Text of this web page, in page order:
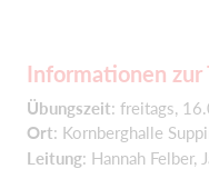
Informationen zur
Übungszeit: freitags,
Ort: Kornberghalle
Leitung: Hannah Felber,